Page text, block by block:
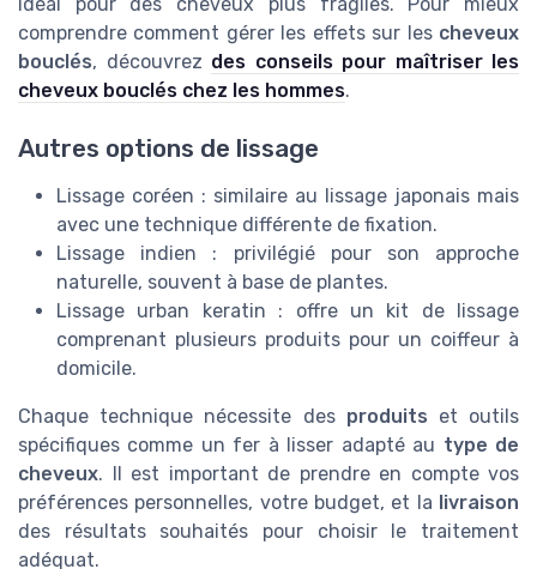
comprendre comment gérer les effets sur les cheveux
bouclés, découvrez des conseils pour maîtriser les
cheveux bouclés chez les hommes.
Autres options de lissage
Lissage coréen : similaire au lissage japonais mais
avec une technique différente de fixation.
Lissage indien : privilégié pour son approche
naturelle, souvent à base de plantes.
Lissage urban keratin : offre un kit de lissage
comprenant plusieurs produits pour un coiffeur à
domicile.
Chaque technique nécessite des produits et outils
spécifiques comme un fer à lisser adapté au type de
cheveux. Il est important de prendre en compte vos
préférences personnelles, votre budget, et la livraison
des résultats souhaités pour choisir le traitement
adéquat.